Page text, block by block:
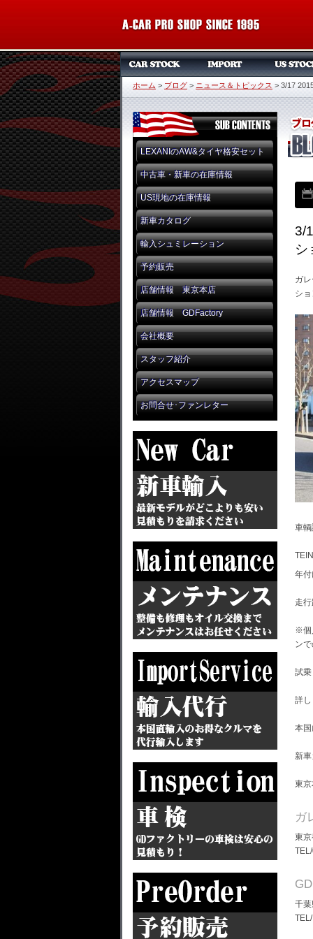
ホーム > ブログ > ニュース＆トピックス > 3/17
LEXANIのAW&タイヤ格安セット
中古車・新車の在庫情報
US現地の在庫情報
新車カタログ
輸入シュミレーション
予約販売
店舗情報 東京本店
店舗情報 GDFactory
会社概要
スタッフ紹介
アクセスマップ
お問合せ･ファンレター
3/
シ
ガ
シ
車
年
走
※個
ン
試
詳
本
新
東
ガ
東
千